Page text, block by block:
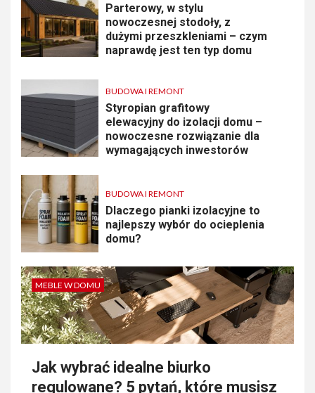
Parterowy, w stylu
nowoczesnej stodoły, z
dużymi przeszkleniami – czym
naprawdę jest ten typ domu
BUDOWA I REMONT
Styropian grafitowy
elewacyjny do izolacji domu –
nowoczesne rozwiązanie dla
wymagających inwestorów
BUDOWA I REMONT
Dlaczego pianki izolacyjne to
najlepszy wybór do ocieplenia
domu?
MEBLE W DOMU
Jak wybrać idealne biurko
regulowane? 5 pytań, które musisz